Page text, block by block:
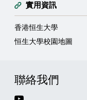
實用資訊
香港恒生大學
恒生大學校園地圖
聯絡我們